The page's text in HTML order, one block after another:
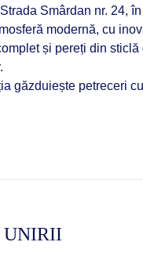
Smârdan nr. 24,
modernă, cu
și pereți din
găzduiește petreceri
UNIRII